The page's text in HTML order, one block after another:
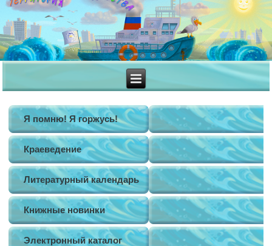
Я помню! Я горжусь!
Краеведение
Литературный календарь
Книжные новинки
Электронный каталог